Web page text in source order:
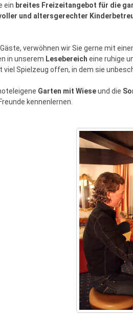
ein breites Freizeitangebot für die
und altersgerechter
verwöhnen wir Sie gerne mit
in unserem Lesebereich eine ruhige
viel Spielzeug offen, in dem sie
Garten mit Wieseund die
kennenlernen.